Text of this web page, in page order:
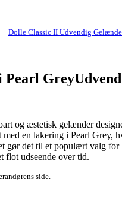
Dolle Classic II Udvendig
og æstetisk gelænder
en lakering i Pearl Grey,
gør det til et populært valg
flot udseende over tid.
side.